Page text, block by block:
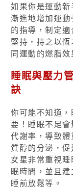
如果你是運動
漸進地增加運
的指導，制定適
堅持，持之以
同運動的燃脂
睡眠與壓力
訣
你可能不知道
要！睡眠不足
代謝率，導致
質醇的分泌，
女星非常重視
眠時間，並且
睡前放鬆等。